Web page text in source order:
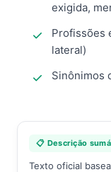
exigida,
Profissões
lateral)
Sinônimos
📋 Descrição
Texto oficial